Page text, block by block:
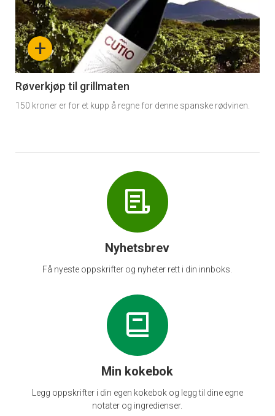
akkurat
nå
-
6
+
Røverkjøp til grillmaten
150 kroner er for et kupp å regne for denne spanske rødvinen.
Nyhetsbrev
Få nyeste oppskrifter og nyheter rett i din innboks.
Min kokebok
Legg oppskrifter i din egen kokebok og legg til dine egne
notater og ingredienser.